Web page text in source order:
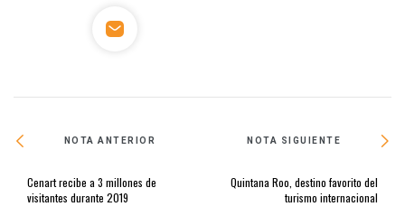
NOTA ANTERIOR
Cenart recibe a 3 millones de
visitantes durante 2019
NOTA SIGUIENTE
Quintana Roo, destino favorito del
turismo internacional